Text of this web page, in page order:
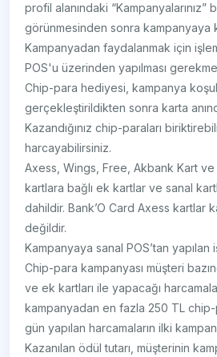
profil alanındaki “Kampanyalarınız”
görünmesinden sonra kampanyaya
Kampanyadan faydalanmak için
POS'u üzerinden yapılması
Chip-para hediyesi, kampanya
gerçekleştirildikten sonra karta
Kazandığınız chip-paraları
harcayabilirsiniz.
Axess, Wings, Free, Akbank Kart
kartlara bağlı ek kartlar ve sanal
dahildir. Bank’O Card Axess kartlar
değildir.
Kampanyaya sanal POS’tan
Chip-para kampanyası müşteri
ve ek kartları ile yapacağı
kampanyadan en fazla 250 TL chip-
gün yapılan harcamaların ilki
Kazanılan ödül tutarı, müşterinin